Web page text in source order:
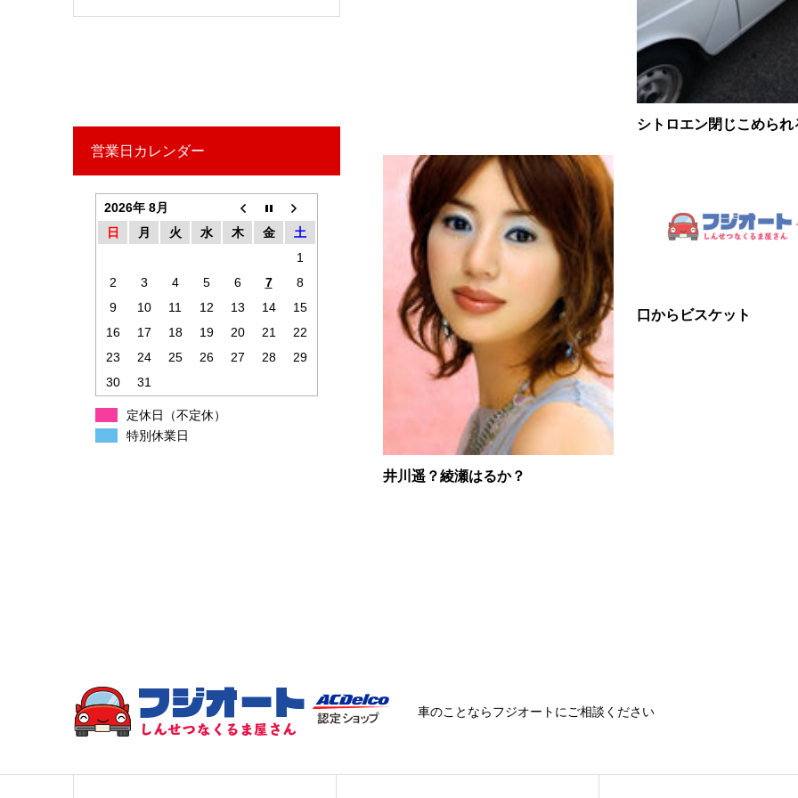
シトロエン閉じこめられ
井川遥？綾瀬はるか？
口からビスケット
営業日カレンダー
2026年 8月
日
月 火 水 木 金
土
1
2
3 4 5 6 7
8
9
10 11 12 13 14
15
16
17 18 19 20 21
22
23
24 25 26 27 28
29
30
31
定休日（不定休）
特別休業日
車のことならフジオートにご相談ください